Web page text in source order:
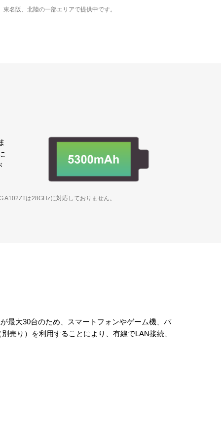
名阪、北陸の一部エリアで提供中です。
は28GHzに対応しておりません。
最大30台のため、スマートフォンやゲーム機、パ
売り）を利用することにより、有線でLAN接続、